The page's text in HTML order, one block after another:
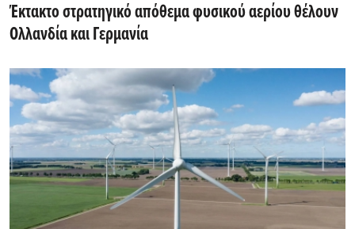
Έκτακτο στρατηγικό απόθεμα φυσικού αερίου θέλουν
Ολλανδία και Γερμανία